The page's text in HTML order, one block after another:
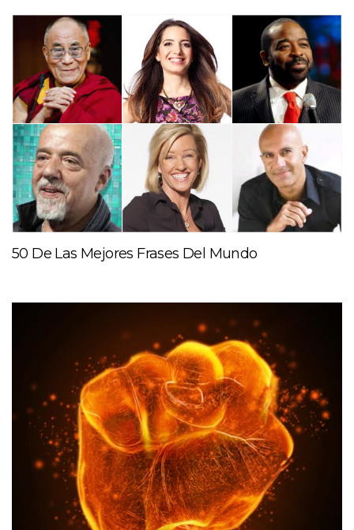
50 De Las Mejores Frases Del Mundo